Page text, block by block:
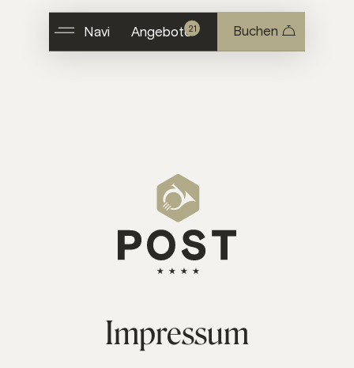
Navi Angebote21 Buchen
Impressum